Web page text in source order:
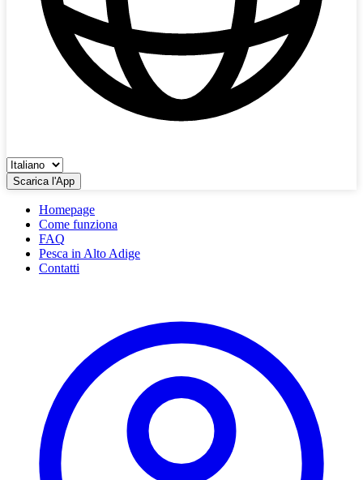
Scarica l'App
Homepage
Come funziona
FAQ
Pesca in Alto Adige
Contatti